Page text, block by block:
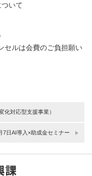
いて
セルは会費のご負担願い
化対応型支援事業）
7日AI導入×助成金セミナー